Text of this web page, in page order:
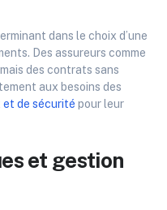
dans le choix d’une
Des assureurs comme
des contrats sans
aux besoins des
de sécurité pour leur
et gestion